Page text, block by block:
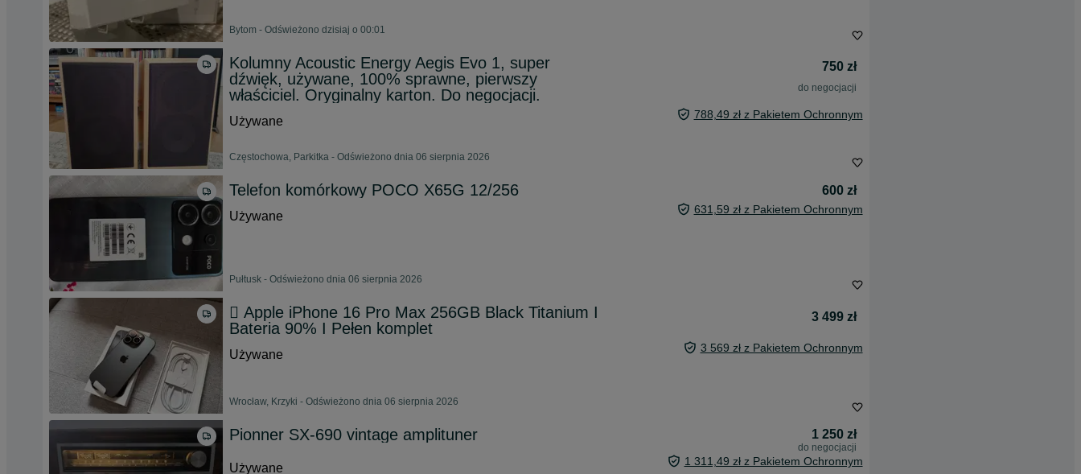
Bytom - Odświeżono dzisiaj o 00:01
Kolumny Acoustic Energy Aegis Evo 1, super
dźwięk, używane, 100% sprawne, pierwszy
właściciel. Oryginalny karton. Do negocjacji.
750 zł
do negocjacji
Używane 788,49 zł z Pakietem Ochronnym
Częstochowa, Parkitka - Odświeżono dnia 06 sierpnia 2026
Telefon komórkowy POCO X65G 12/256
600 zł
Używane
631,59 zł z Pakietem Ochronnym
Pułtusk - Odświeżono dnia 06 sierpnia 2026
 Apple iPhone 16 Pro Max 256GB Black Titanium I
Bateria 90% I Pełen komplet
3 499 zł
Używane 3 569 zł z Pakietem Ochronnym
Wrocław, Krzyki - Odświeżono dnia 06 sierpnia 2026
Pionner SX-690 vintage amplituner 1 250 zł
do negocjacji
Używane 1 311,49 zł z Pakietem Ochronnym